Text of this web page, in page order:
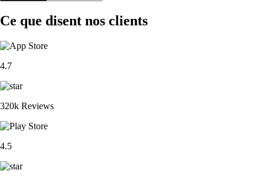
Ce que disent nos clients
4.7
320k Reviews
4.5